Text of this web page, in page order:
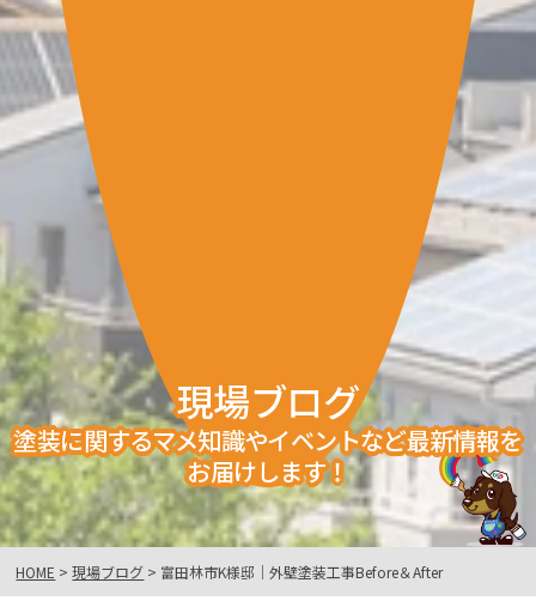
現場ブログ
塗装に関するマメ知識やイベントなど最新情報を
お届けします！
HOME >現場ブログ > 富田林市K様邸｜外壁塗装工事Before＆After